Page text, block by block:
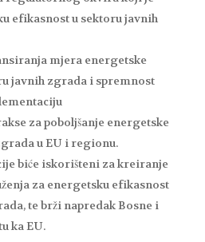
efikasnost u sektoru javnih
mjera energetske
javnih zgrada i spremnost
za poboljšanje energetske
u EU i regionu.
biće iskorišteni za kreiranje
za energetsku efikasnost
te brži napredak Bosne i
ka EU.